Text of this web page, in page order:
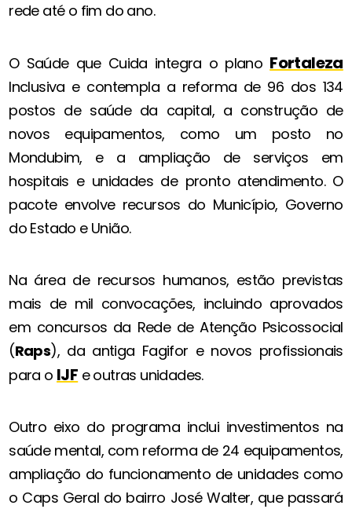
rede até o fim do ano.
O Saúde que Cuida integra o plano Fortaleza
Inclusiva e contempla a reforma de 96 dos 134
postos de saúde da capital, a construção de
novos equipamentos, como um posto no
Mondubim, e a ampliação de serviços em
hospitais e unidades de pronto atendimento. O
pacote envolve recursos do Município, Governo
do Estado e União.
Na área de recursos humanos, estão previstas
mais de mil convocações, incluindo aprovados
em concursos da Rede de Atenção Psicossocial
(Raps), da antiga Fagifor e novos profissionais
para o IJF e outras unidades.
Outro eixo do programa inclui investimentos na
saúde mental, com reforma de 24 equipamentos,
ampliação do funcionamento de unidades como
o Caps Geral do bairro José Walter, que passará